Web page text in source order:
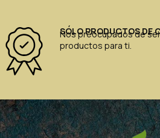
SÓLO PRODUCTOS DE
Nos preocupados de
productos para ti.